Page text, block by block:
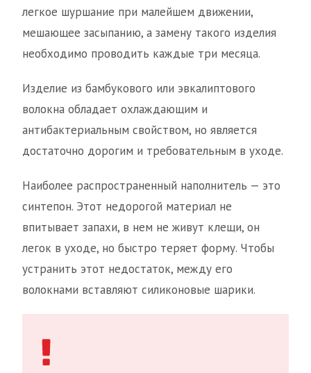
легкое шуршание при малейшем движении,
мешающее засыпанию, а замену такого изделия
необходимо проводить каждые три месяца.
Изделие из бамбукового или эвкалиптового
волокна обладает охлаждающим и
антибактериальным свойством, но является
достаточно дорогим и требовательным в уходе.
Наиболее распространенный наполнитель — это
синтепон. Этот недорогой материал не
впитывает запахи, в нем не живут клещи, он
легок в уходе, но быстро теряет форму. Чтобы
устранить этот недостаток, между его
волокнами вставляют силиконовые шарики.